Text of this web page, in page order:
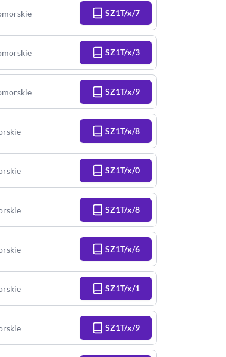
SZ1T/x/7
SZ1T/x/3
SZ1T/x/9
SZ1T/x/8
SZ1T/x/0
SZ1T/x/8
SZ1T/x/6
SZ1T/x/1
SZ1T/x/9